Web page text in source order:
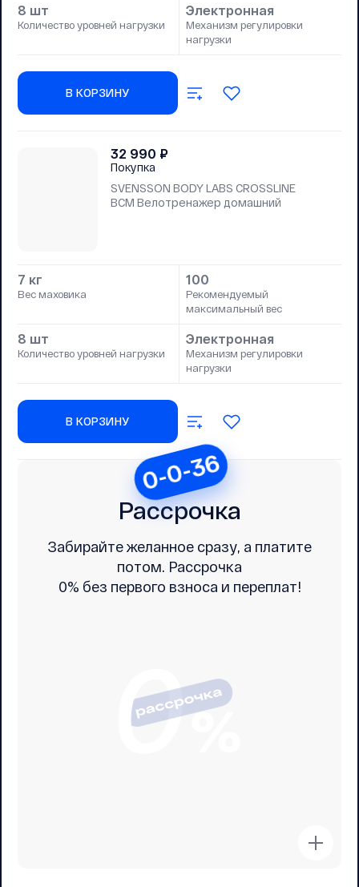
8 шт
Количество уровней нагрузки
Электронная
Механизм регулировки
нагрузки
В КОРЗИНУ
32 990 ₽
Покупка
SVENSSON BODY LABS CROSSLINE
BCM Велотренажер домашний
7 кг
Вес маховика
100
Рекомендуемый
максимальный вес
8 шт
Количество уровней нагрузки
Электронная
Механизм регулировки
нагрузки
В КОРЗИНУ
0-0-36
Рассрочка
Забирайте желанное сразу, а платите
потом. Рассрочка
0% без первого взноса и переплат!